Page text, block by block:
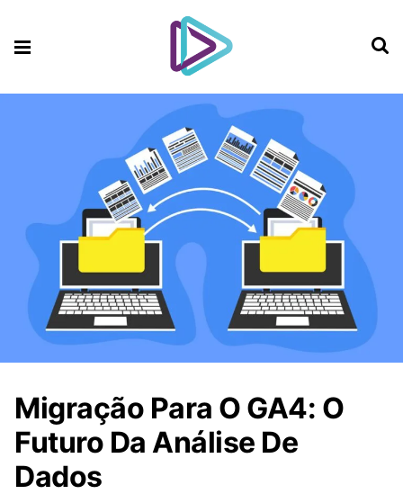
Migração Para O GA4: O
Futuro Da Análise De
Dados